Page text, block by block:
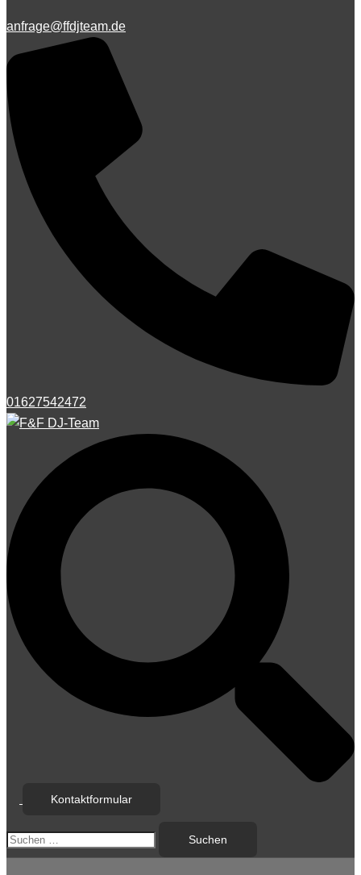
anfrage@ffdjteam.de
01627542472
Kontaktformular
Suchen
nach: